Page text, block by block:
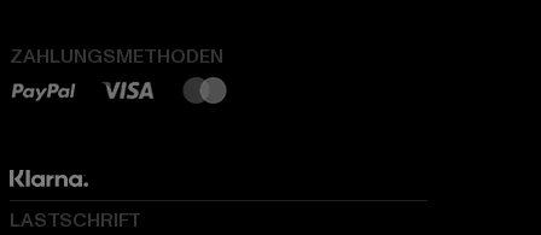
ZAHLUNGSMETHODEN
LASTSCHRIFT